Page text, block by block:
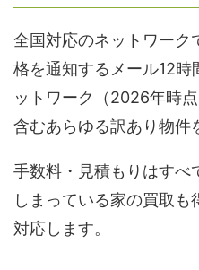
全国対応のネットワーク
格を通知するメール12
ットワーク（2026年時
含むあらゆる訳あり物件
手数料・見積もりはすべ
しまっている家の買取
対応します。